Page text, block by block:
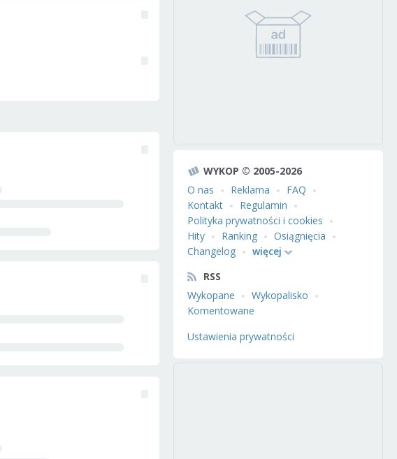
WYKOP © 2005-2026
O nas
Reklama
FAQ
Kontakt
Regulamin
Polityka prywatności i cookies
Hity
Ranking
Osiągnięcia
Changelog
więcej
RSS
Wykopane
Wykopalisko
Komentowane
Ustawienia prywatności